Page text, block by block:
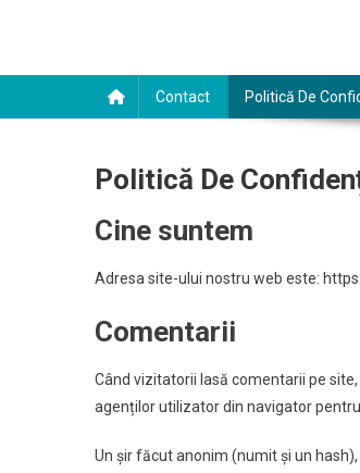
Contact Politică De
Politică De
Cine suntem
Adresa site-ului nostru web este:
Comentarii
Când vizitatorii lasă comentarii pe
agenților utilizator din navigator
Un șir făcut anonim (numit și un